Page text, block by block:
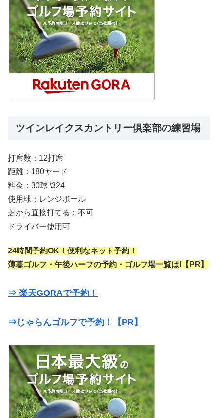
ツインレイクスカントリー倶楽部の練習場
打席数：12打席
距離：180ヤード
料金：30球 \324
使用球：レンジボール
芝から直接打てる：不可
ドライバー使用可
24時間予約OK！便利なネット予約！
薄暮ゴルフ・午後ハーフの予約・ゴルフ場一覧は!【PR】
⇒ 楽天GORAで予約！
⇒じゃらんゴルフで予約！【PR】